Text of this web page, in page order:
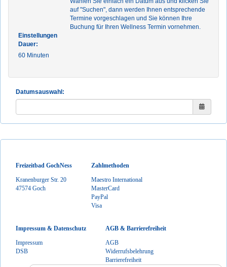
auf "Suchen", dann werden Ihnen entsprechende
Termine vorgeschlagen und Sie können Ihre
Buchung für Ihren Wellness Termin vornehmen.
Einstellungen
Dauer:
60 Minuten
Datumsauswahl :
Freizeitbad GochNess
Kranenburger Str. 20
47574 Goch
Zahlmethoden
Maestro International
MasterCard
PayPal
Visa
Impressum & Datenschutz
Impressum
DSB
AGB & Barrierefreiheit
AGB
Widerrufsbelehrung
Barrierefreiheit